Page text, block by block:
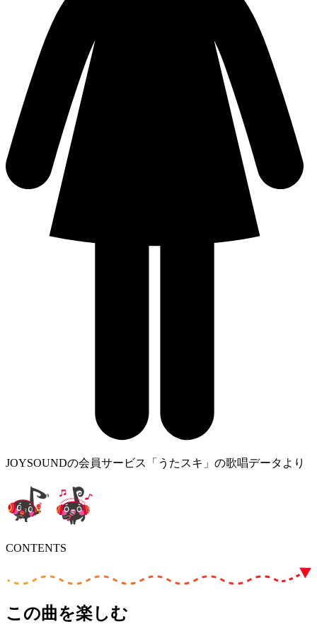
JOYSOUNDの会員サービス「うたスキ」の歌唱データより
CONTENTS
この曲を楽しむ